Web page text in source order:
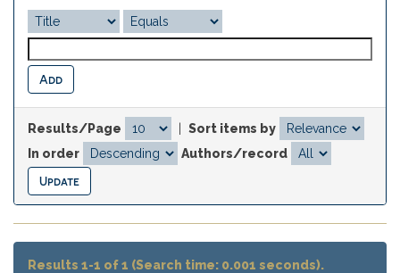
Results/Page
Sort items by
In order
Authors/record
Results 1-1 of 1 (Search time: 0.001 seconds).